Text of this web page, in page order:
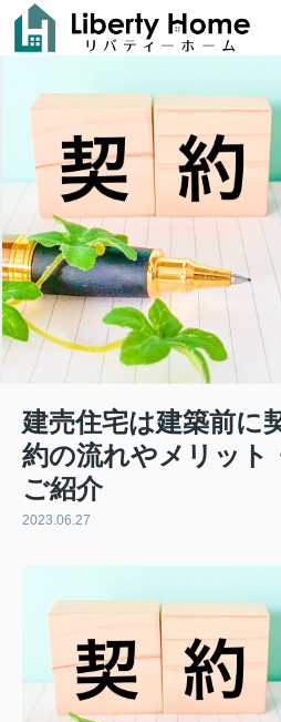
建売住宅は建築前に
約の流れやメリット
ご紹介
2023.06.27